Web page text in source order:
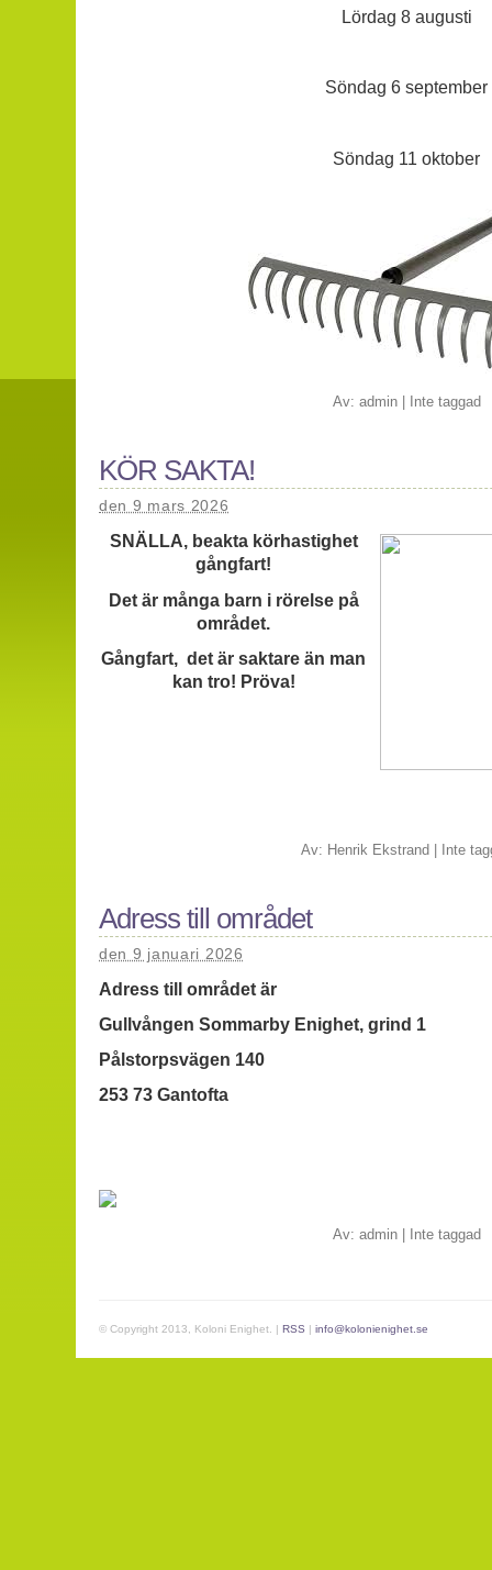
Lördag 8 augusti
Söndag 6 september
Söndag 11 oktober
Av: admin| Inte taggad
KÖR SAKTA!
den 9 mars 2026
SNÄLLA, beakta körhastighet
gångfart!
Det är många barn i rörelse på
området.
Gångfart, det är saktare än man
kan tro! Pröva!
Av: Henrik Ekstrand|Inte
Adress till området
den 9 januari 2026
Adress till området är
Gullvången Sommarby Enighet, grind 1
Pålstorpsvägen 140
253 73 Gantofta
Av: admin| Inte taggad
© Copyright 2013, Koloni Enighet. | RSS | info@kolonienighet.se